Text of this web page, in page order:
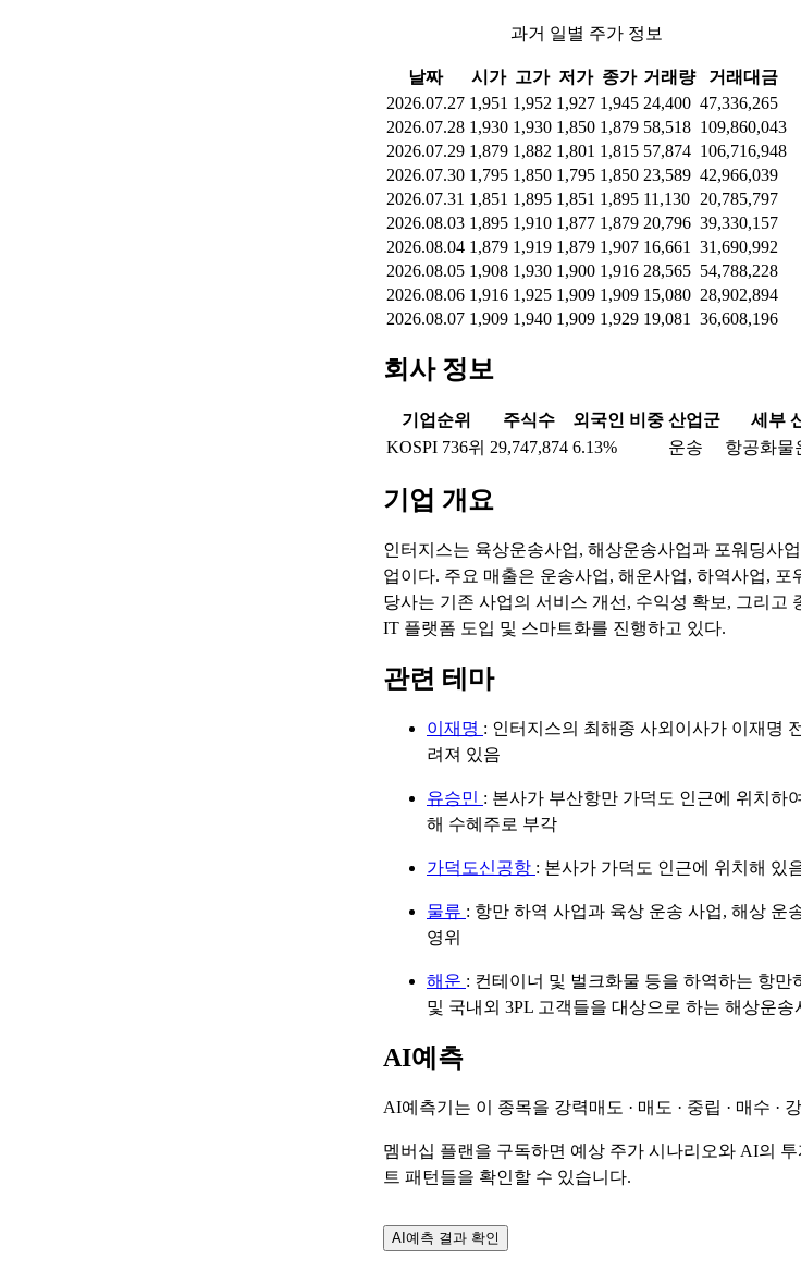
과거 일별 주가 정보
날짜 시가 고가 저가 종가 거래량
거래대금
2026.07.27 1,951 1,952 1,927 1,945 24,400 47,336,265
2026.07.28 1,930 1,930 1,850 1,879 58,518 109,860,043
2026.07.29 1,879 1,882 1,801 1,815 57,874 106,716,948
2026.07.30 1,795 1,850 1,795 1,850 23,589 42,966,039
2026.07.31 1,851 1,895 1,851 1,895 11,130 20,785,797
2026.08.03 1,895 1,910 1,877 1,879 20,796 39,330,157
2026.08.04 1,879 1,919 1,879 1,907 16,661
31,690,992
2026.08.05 1,908 1,930 1,900 1,916 28,565 54,788,228
2026.08.06 1,916 1,925 1,909 1,909 15,080 28,902,894
2026.08.07 1,909 1,940 1,909 1,929 19,081 36,608,196
회사 정보
기업순위 주식수 외국인 비중 산업군
세부
KOSPI 736위 29,747,874 6.13% 운송 항공화물
기업 개요
인터지스는 육상운송사업, 해상운송사업과 포워딩사
업이다. 주요 매출은 운송사업, 해운사업, 하역사업,
당사는 기존 사업의 서비스 개선, 수익성 확보, 그리고
IT 플랫폼 도입 및 스마트화를 진행하고 있다.
관련 테마
이재명 : 인터지스의 최해종 사외이사가 이재명
려져 있음
유승민 : 본사가 부산항만 가덕도 인근에 위치하
해 수혜주로 부각
가덕도신공항 : 본사가 가덕도 인근에 위치해 있
물류 : 항만 하역 사업과 육상 운송 사업, 해상 운
영위
해운 : 컨테이너 및 벌크화물 등을 하역하는 항
및 국내외 3PL 고객들을 대상으로 하는 해상운송
AI예측
AI예측기는 이 종목을 강력매도 · 매도 · 중립 · 매수 ·
멤버십 플랜을 구독하면 예상 주가 시나리오와 AI의
트 패턴들을 확인할 수 있습니다.
AI예측 결과 확인